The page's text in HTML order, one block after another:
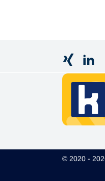
© 2020 -